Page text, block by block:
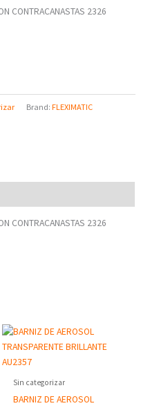
CONTRACANASTAS 2326
Brand:FLEXIMATIC
CONTRACANASTAS 2326
Sin categorizar
BARNIZ DE AEROSOL